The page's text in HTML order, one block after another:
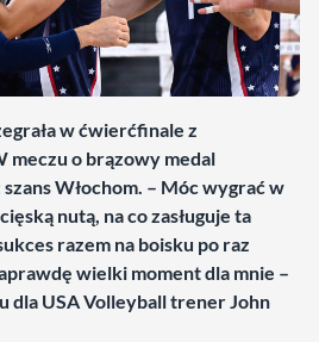
w ćwierćfinale z
meczu o brązowy medal
Włochom. – Móc wygrać w
nutą, na co zasługuje ta
razem na boisku po raz
wielki moment dla mnie –
dla USA Volleyball trener John